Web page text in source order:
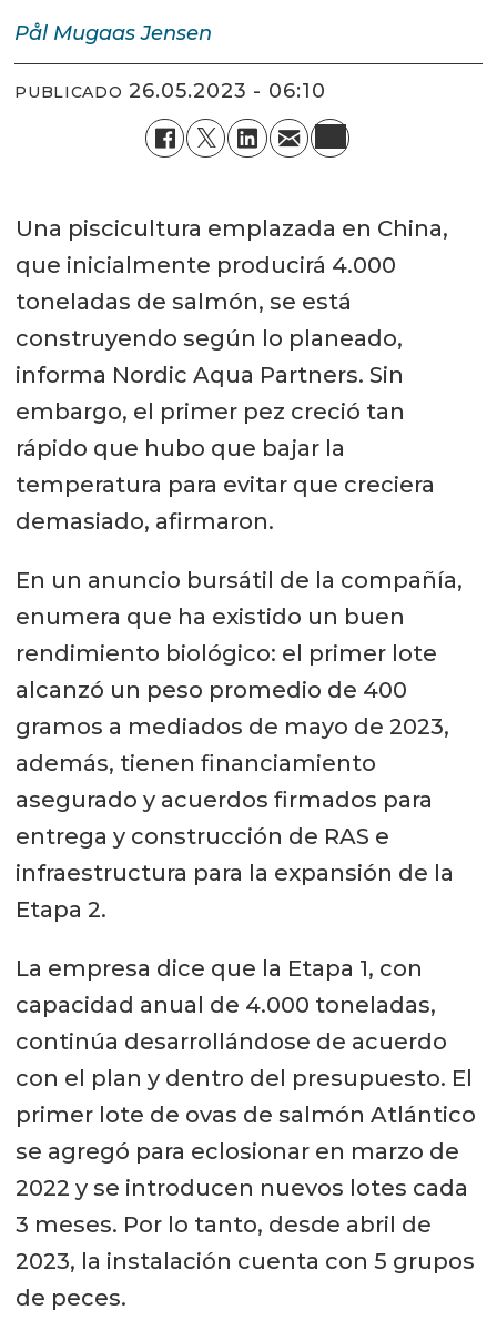
Pål Mugaas Jensen
PUBLICADO 26.05.2023 - 06:10
Una piscicultura emplazada en China,
que inicialmente producirá 4.000
toneladas de salmón, se está
construyendo según lo planeado,
informa Nordic Aqua Partners. Sin
embargo, el primer pez creció tan
rápido que hubo que bajar la
temperatura para evitar que creciera
demasiado, afirmaron.
En un anuncio bursátil de la compañía,
enumera que ha existido un buen
rendimiento biológico: el primer lote
alcanzó un peso promedio de 400
gramos a mediados de mayo de 2023,
además, tienen financiamiento
asegurado y acuerdos firmados para
entrega y construcción de RAS e
infraestructura para la expansión de la
Etapa 2.
La empresa dice que la Etapa 1, con
capacidad anual de 4.000 toneladas,
continúa desarrollándose de acuerdo
con el plan y dentro del presupuesto. El
primer lote de ovas de salmón Atlántico
se agregó para eclosionar en marzo de
2022 y se introducen nuevos lotes cada
3 meses. Por lo tanto, desde abril de
2023, la instalación cuenta con 5 grupos
de peces.